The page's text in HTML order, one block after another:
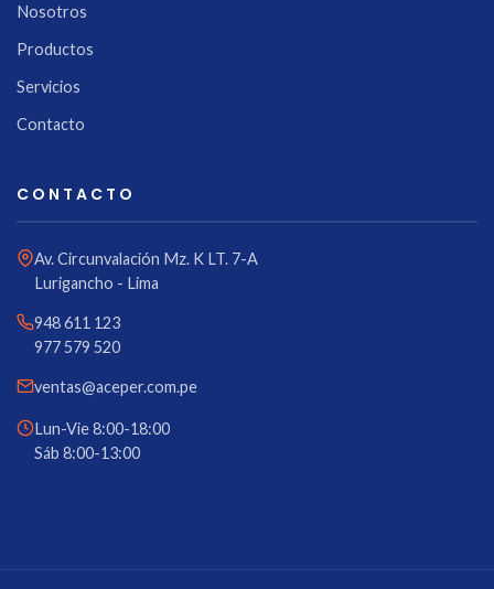
Nosotros
Productos
Servicios
Contacto
CONTACTO
Av. Circunvalación Mz. K LT. 7-A
Lurigancho - Lima
948 611 123
977 579 520
ventas@aceper.com.pe
Lun-Vie 8:00-18:00
Sáb 8:00-13:00